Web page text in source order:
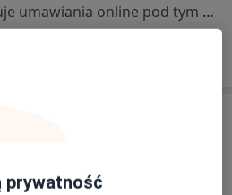
Specjalista nie oferuje umawiania online pod tym adresem.
prywatność